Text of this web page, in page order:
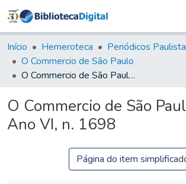
&
Coleções
Tudo na
Biblioteca
Estatísticas
Início Hemeroteca
Periódicos
O Commercio de São Paulo
O Commercio de São Paulo, 1898, Ano VI, n. 1698
O Commercio de São
Ano VI, n. 1698
Página do item